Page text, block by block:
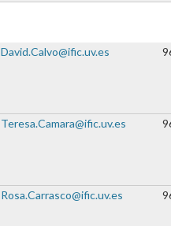
David.Calvo@ific.uv.es
Teresa.Camara@ific.uv.es
Rosa.Carrasco@ific.uv.es